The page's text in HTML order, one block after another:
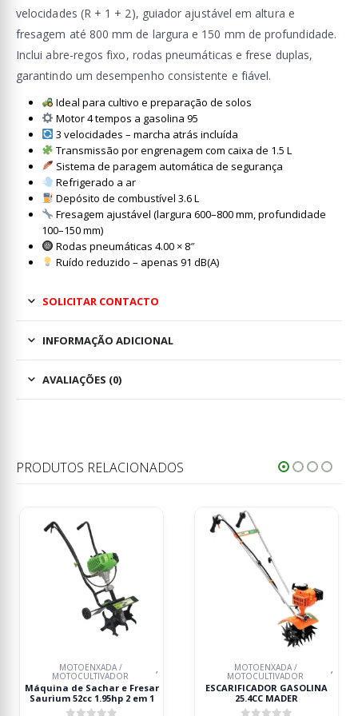
velocidades (R + 1 + 2), guiador ajustável em altura e
fresagem até 800 mm de largura e 150 mm de profundidade.
Inclui abre-regos fixo, rodas pneumáticas e frese duplas,
garantindo um desempenho consistente e fiável.
Ideal para cultivo e preparação de solos
Motor 4 tempos a gasolina 95
3 velocidades – marcha atrás incluída
Transmissão por engrenagem com caixa de 1.5 L
Sistema de paragem automática de segurança
Refrigerado a ar
Depósito de combustível 3.6 L
Fresagem ajustável (largura 600–800 mm, profundidade
100–150 mm)
Rodas pneumáticas 4.00 × 8″
Ruído reduzido – apenas 91 dB(A)
SOLICITAR CONTACTO
INFORMAÇÃO ADICIONAL
AVALIAÇÕES (0)
PRODUTOS RELACIONADOS
e Fresar
2 em 1
MOTOCULTIVADOR
ESCARIFICADOR GASOLINA
25.4CC MADER
Motoenxada
Arranque